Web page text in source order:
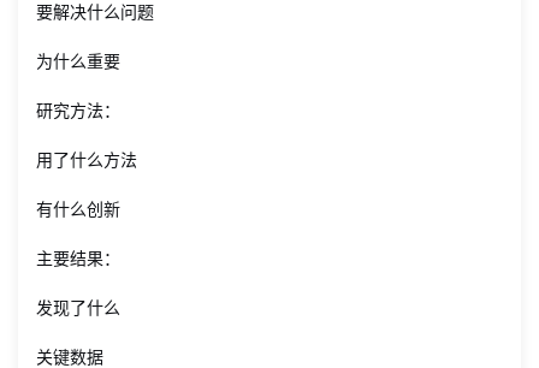
要解决什么问题
为什么重要
研究方法：
用了什么方法
有什么创新
主要结果：
发现了什么
关键数据